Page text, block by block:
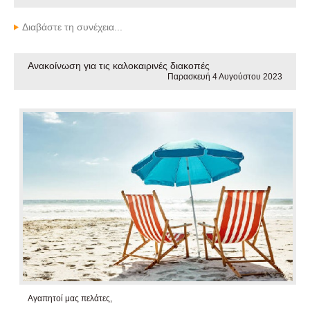
Διαβάστε τη συνέχεια...
Ανακοίνωση για τις καλοκαιρινές διακοπές
Παρασκευή 4 Αυγούστου 2023
Αγαπητοί μας πελάτες,